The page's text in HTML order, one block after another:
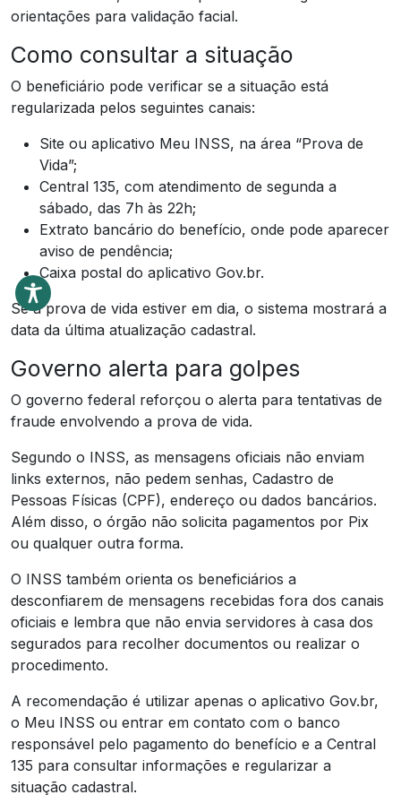
orientações para validação facial.
Como consultar a situação
O beneficiário pode verificar se a situação está
regularizada pelos seguintes canais:
Site ou aplicativo Meu INSS, na área “Prova de
Vida”;
Central 135, com atendimento de segunda a
sábado, das 7h às 22h;
Extrato bancário do benefício, onde pode aparecer
aviso de pendência;
Caixa postal do aplicativo Gov.br.
Se a prova de vida estiver em dia, o sistema mostrará a
data da última atualização cadastral.
Governo alerta para golpes
O governo federal reforçou o alerta para tentativas de
fraude envolvendo a prova de vida.
Segundo o INSS, as mensagens oficiais não enviam
links externos, não pedem senhas, Cadastro de
Pessoas Físicas (CPF), endereço ou dados bancários.
Além disso, o órgão não solicita pagamentos por Pix
ou qualquer outra forma.
O INSS também orienta os beneficiários a
desconfiarem de mensagens recebidas fora dos canais
oficiais e lembra que não envia servidores à casa dos
segurados para recolher documentos ou realizar o
procedimento.
A recomendação é utilizar apenas o aplicativo Gov.br,
o Meu INSS ou entrar em contato com o banco
responsável pelo pagamento do benefício e a Central
135 para consultar informações e regularizar a
situação cadastral.